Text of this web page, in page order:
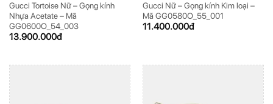
Gucci Tortoise Nữ – Gọng kính
Nhựa Acetate – Mã
GG0600O_54_003
13.900.000đ
Gucci Nữ – Gọng kính Kim loại –
Mã GG0580O_55_001
11.400.000đ